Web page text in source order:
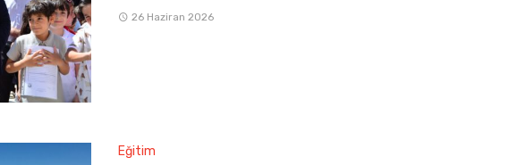
26 Haziran 2026
Eğitim